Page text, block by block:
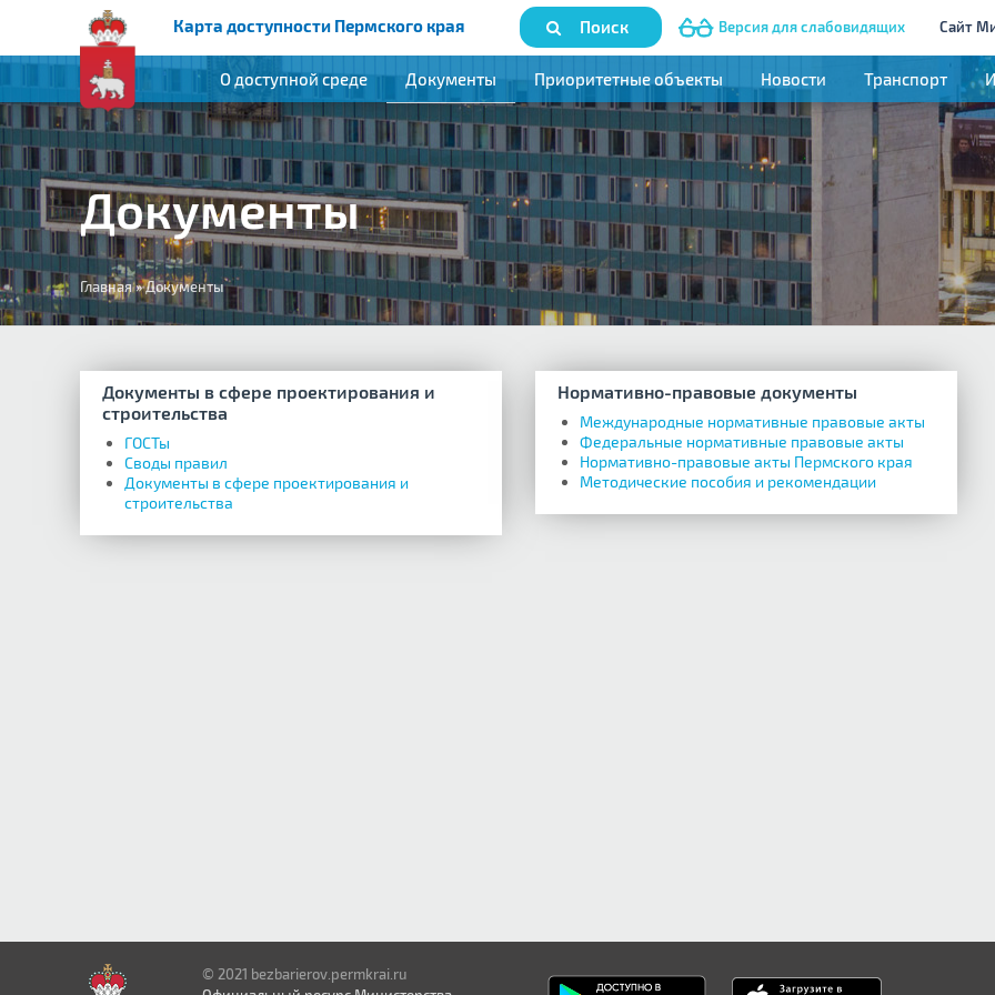
Карта доступности Пермского края Поиск Версия для слабовидящих Сайт
О доступной среде Документы Приоритетные объекты Новости Транспорт
Документы
Вы
здесь
Главная»Документы
Документы в сфере проектирования и
строительства
ГОСТы
Своды правил
Документы в сфере проектирования и
строительства
Нормативно-правовые документы
Международные нормативные правовые акты
Федеральные нормативные правовые акты
Нормативно-правовые акты Пермского края
Методические пособия и рекомендации
© 2021 bezbarierov.permkrai.ru